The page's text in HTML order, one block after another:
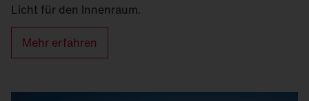
Licht für den Innenraum.
Mehr erfahren